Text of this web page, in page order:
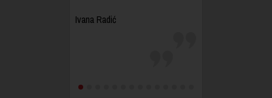
Ivana Radić